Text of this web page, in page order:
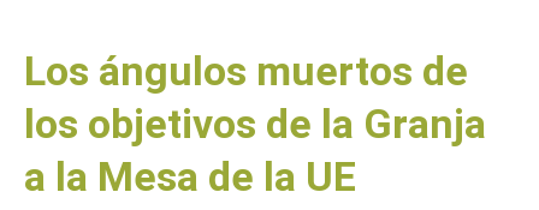
Los ángulos muertos de
los objetivos de la Granja
a la Mesa de la UE